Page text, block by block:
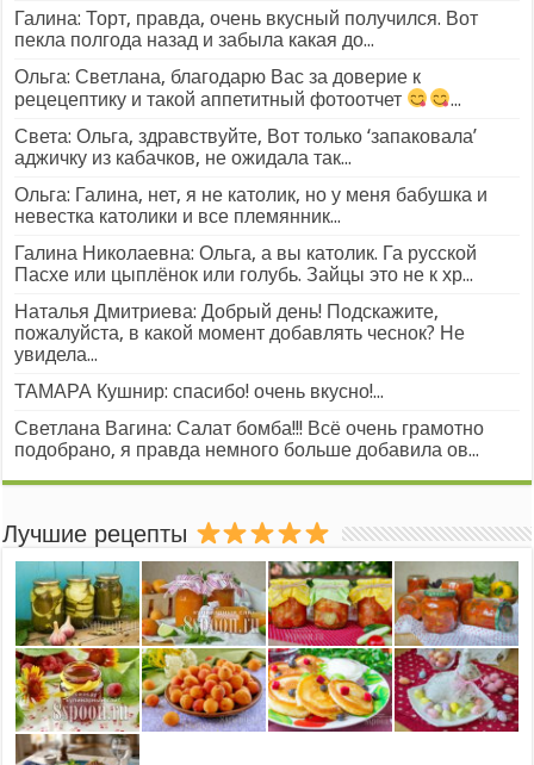
Галина: Торт, правда, очень вкусный получился. Вот
пекла полгода назад и забыла какая до...
Ольга: Светлана, благодарю Вас за доверие к
рецецептику и такой аппетитный фотоотчет
...
Света: Ольга, здравствуйте, Вот только ‘запаковала’
аджичку из кабачков, не ожидала так...
Ольга: Галина, нет, я не католик, но у меня бабушка и
невестка католики и все племянник...
Галина Николаевна: Ольга, а вы католик. Га русской
Пасхе или цыплёнок или голубь. Зайцы это не к хр...
Наталья Дмитриева: Добрый день! Подскажите,
пожалуйста, в какой момент добавлять чеснок? Не
увидела...
ТАМАРА Кушнир: спасибо! очень вкусно!...
Светлана Вагина: Салат бомба!!! Всё очень грамотно
подобрано, я правда немного больше добавила ов...
Лучшие рецепты